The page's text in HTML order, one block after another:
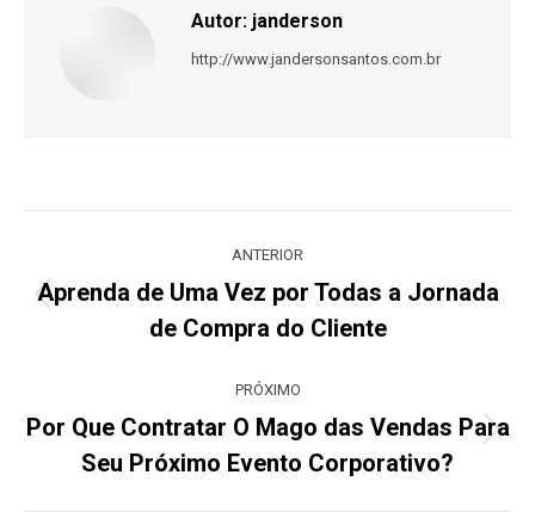
Autor: janderson
http://www.jandersonsantos.com.br
post:
ANTERIOR
Post
anterior:
Aprenda de Uma Vez por Todas a Jornada
de Compra do Cliente
PRÓXIMO
Próximo
post:
Por Que Contratar O Mago das Vendas Para
Seu Próximo Evento Corporativo?